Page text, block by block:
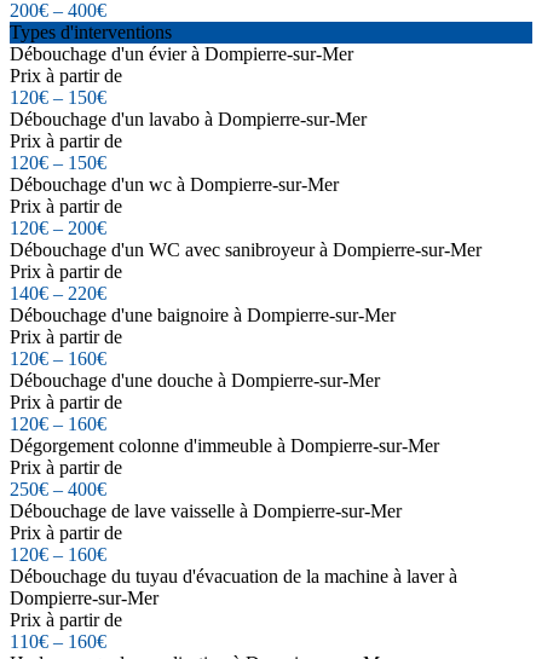
200€ – 400€
Types d'interventions
Débouchage d'un évier à Dompierre-sur-Mer
Prix à partir de
120€ – 150€
Débouchage d'un lavabo à Dompierre-sur-Mer
Prix à partir de
120€ – 150€
Débouchage d'un wc à Dompierre-sur-Mer
Prix à partir de
120€ – 200€
Débouchage d'un WC avec sanibroyeur à Dompierre-sur-Mer
Prix à partir de
140€ – 220€
Débouchage d'une baignoire à Dompierre-sur-Mer
Prix à partir de
120€ – 160€
Débouchage d'une douche à Dompierre-sur-Mer
Prix à partir de
120€ – 160€
Dégorgement colonne d'immeuble à Dompierre-sur-Mer
Prix à partir de
250€ – 400€
Débouchage de lave vaisselle à Dompierre-sur-Mer
Prix à partir de
120€ – 160€
Débouchage du tuyau d'évacuation de la machine à laver à
Dompierre-sur-Mer
Prix à partir de
110€ – 160€